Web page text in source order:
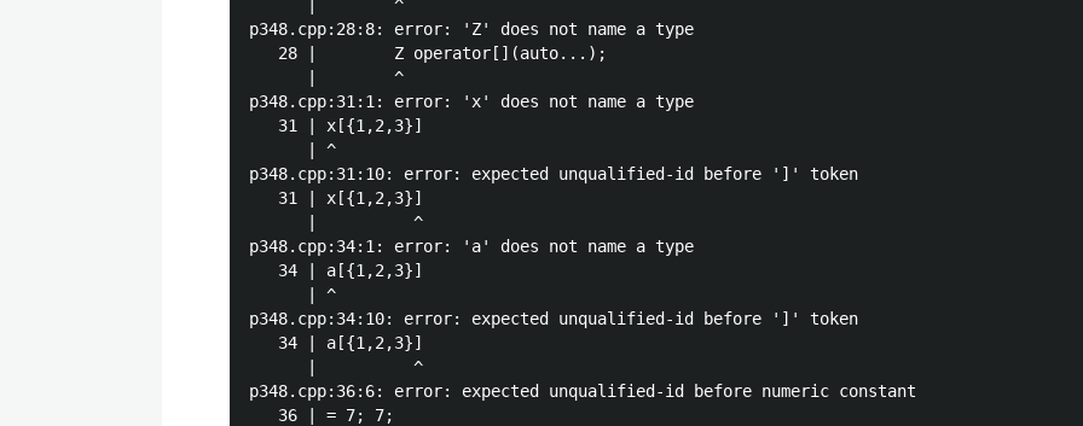
      |        ^
p348.cpp:28:8: error: 'Z' does not name a type
   28 |        Z operator[](auto...);
      |        ^
p348.cpp:31:1: error: 'x' does not name a type
   31 | x[{1,2,3}]
      | ^
p348.cpp:31:10: error: expected unqualified-id before ']' token
   31 | x[{1,2,3}]
      |          ^
p348.cpp:34:1: error: 'a' does not name a type
   34 | a[{1,2,3}]
      | ^
p348.cpp:34:10: error: expected unqualified-id before ']' token
   34 | a[{1,2,3}]
      |          ^
p348.cpp:36:6: error: expected unqualified-id before numeric constant
   36 | = 7; 7;